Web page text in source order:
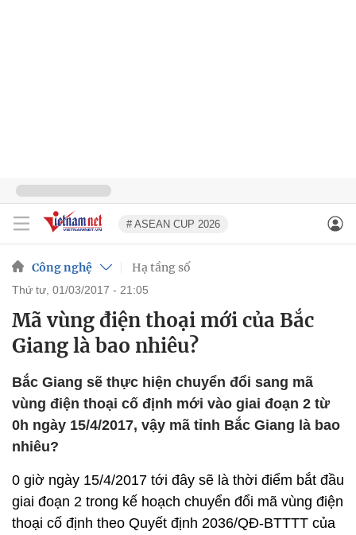
# ASEAN CUP 2026
Công nghệ Hạ tầng số
thứ tư, 01/03/2017 - 21:05
Mã vùng điện thoại mới của Bắc
Giang là bao nhiêu?
Bắc Giang sẽ thực hiện chuyển đổi sang mã
vùng điện thoại cố định mới vào giai đoạn 2 từ
0h ngày 15/4/2017, vậy mã tỉnh Bắc Giang là bao
nhiêu?
0 giờ ngày 15/4/2017 tới đây sẽ là thời điểm bắt đầu
giai đoạn 2 trong kế hoạch chuyển đổi mã vùng điện
thoại cố định theo Quyết định 2036/QĐ-BTTTT của